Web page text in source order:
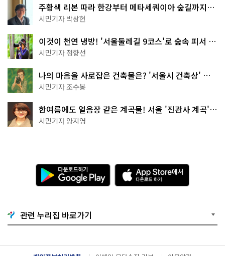
주황색 리본 따라 한강부터 메타세쿼이아 숲길까지…
서울둘레길 15코스
시민기자 박상현
이것이 천연 냉방! '서울둘레길 9코스'로 숲속 피서 떠
나볼까
시민기자 정향선
나의 마음을 사로잡은 건축물은? '서울시 건축상' 수
상작 공개!
시민기자 조수봉
한여름에도 얼음장 같은 계곡물! 서울 '진관사 계곡'이
천국이네~
시민기자 양지영
다
운
로
기
G
o
g
l
A
p
p
e
서
다
관련 누리집 바로가기